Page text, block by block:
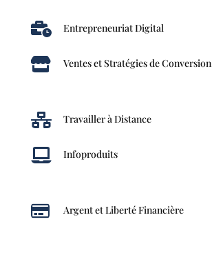
 Entrepreneuriat Digital
 Ventes et Stratégies de Conversion
 Travailler à Distance
 Infoproduits
 Argent et Liberté Financière